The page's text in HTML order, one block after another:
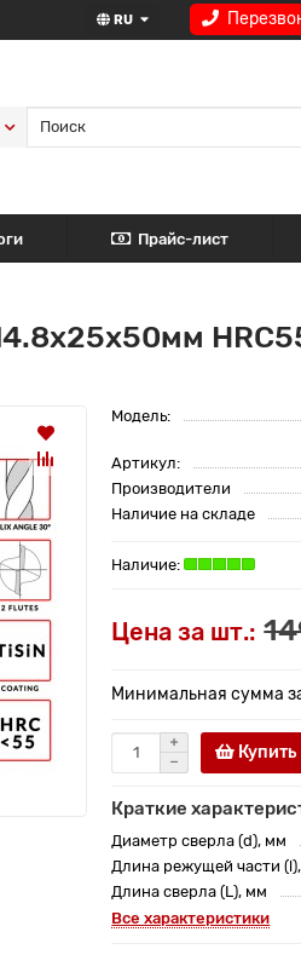
RU
Прайс-лист
Модель:
Артикул:
Производители
Наличие на складе
Цена за шт.:
Минимальная сумма
Купить
Краткие
Диаметр сверла (d), мм
Длина режущей части
Длина сверла (L), мм
Все характеристики